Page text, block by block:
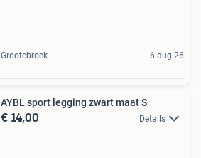
Grootebroek 6 aug 26
AYBL sport legging zwart maat S
€ 14,00 Details